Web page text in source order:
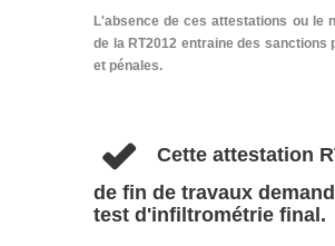
L'absence de ces attestations ou le
de la RT2012 entraine des sanctions
et pénales.
Cette attestation
de fin de travaux
test d'infiltrométrie final.